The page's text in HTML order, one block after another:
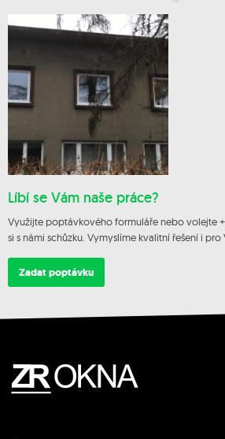
Líbí se Vám naše práce?
Využijte poptávkového formuláře nebo volejte
si s námi schůzku. Vymyslíme kvalitní řešení i pro
Zadat poptávku